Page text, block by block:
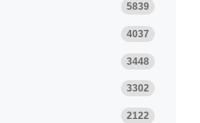
5839
4037
3448
3302
2122